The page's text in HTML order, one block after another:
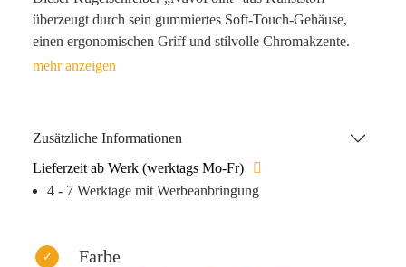
überzeugt durch sein gummiertes Soft-Touch-Gehäuse,
einen ergonomischen Griff und stilvolle Chromakzente.
Zusätzlich ist er mit einem Touchpen ausgestattet, der sich
Zusätzliche Informationen
Lieferzeit ab Werk (werktags Mo-Fr)
4 - 7 Werktage mit Werbeanbringung
Farbe